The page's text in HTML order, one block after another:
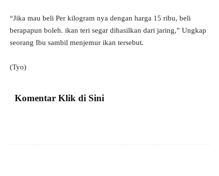
“Jika mau beli Per kilogram nya dengan harga 15 ribu, beli
berapapun boleh. ikan teri segar dihasilkan dari jaring,” Ungkap
seorang Ibu sambil menjemur ikan tersebut.
(Tyo)
Komentar Klik di Sini